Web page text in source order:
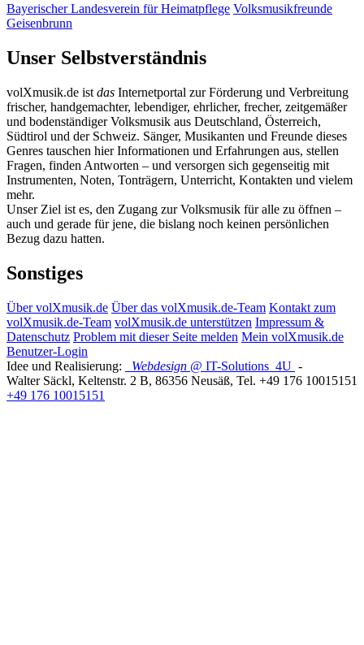
Bayerischer Landesverein für Heimatpflege Volksmusikfreunde
Geisenbrunn
Unser Selbstverständnis
volXmusik.de ist das Internetportal zur Förderung und Verbreitung
frischer, handgemachter, lebendiger, ehrlicher, frecher, zeitgemäßer
und bodenständiger Volksmusik aus Deutschland, Österreich,
Südtirol und der Schweiz. Sänger, Musikanten und Freunde dieses
Genres tauschen hier Informationen und Erfahrungen aus, stellen
Fragen, finden Antworten – und versorgen sich gegenseitig mit
Instrumenten, Noten, Tonträgern, Unterricht, Kontakten und vielem
mehr.
Unser Ziel ist es, den Zugang zur Volksmusik für alle zu öffnen –
auch und gerade für jene, die bislang noch keinen persönlichen
Bezug dazu hatten.
Sonstiges
Über volXmusik.de Über das volXmusik.de-Team Kontakt zum
volXmusik.de-Team volXmusik.de unterstützen Impressum &
Datenschutz Problem mit dieser Seite melden Mein volXmusik.de
Benutzer-Login
Idee und Realisierung:
Webdesign @ IT-Solutions 4U -
Walter Säckl, Keltenstr. 2 B, 86356 Neusäß, Tel. +49 176 10015151
+49 176 10015151